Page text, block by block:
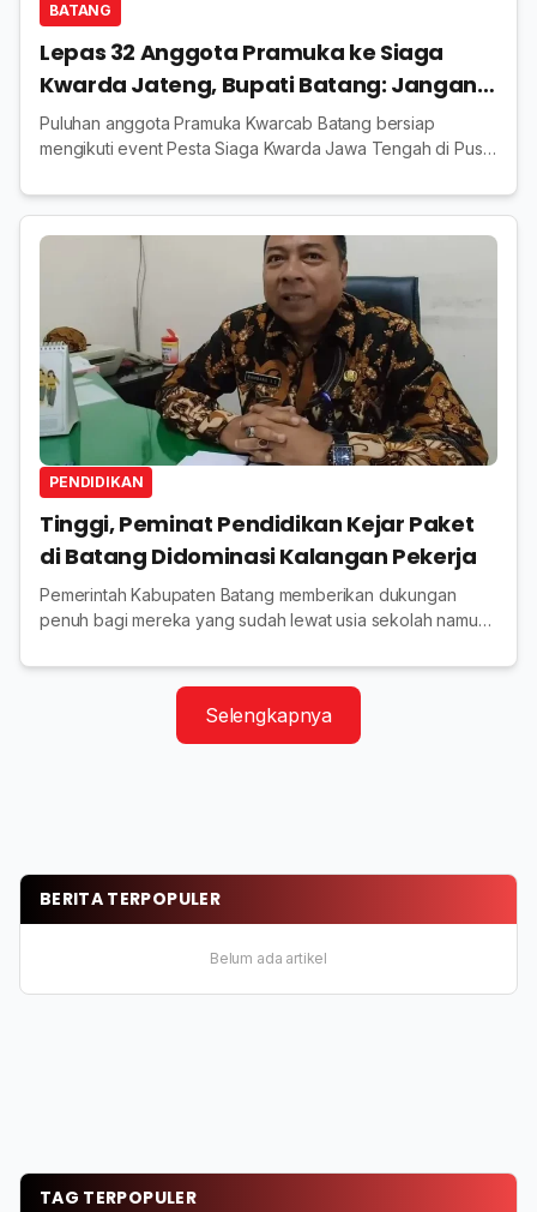
BATANG
Lepas 32 Anggota Pramuka ke Siaga
Kwarda Jateng, Bupati Batang: Jangan
Merasa Minder
Puluhan anggota Pramuka Kwarcab Batang bersiap
mengikuti event Pesta Siaga Kwarda Jawa Tengah di Pusat
17 Mei 2026.
PENDIDIKAN
Tinggi, Peminat Pendidikan Kejar Paket
di Batang Didominasi Kalangan Pekerja
Pemerintah Kabupaten Batang memberikan dukungan
penuh bagi mereka yang sudah lewat usia sekolah namun
Selengkapnya
BERITA TERPOPULER
Belum ada artikel
TAG TERPOPULER